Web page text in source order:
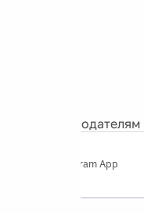
Рекламодателям
Telegram App